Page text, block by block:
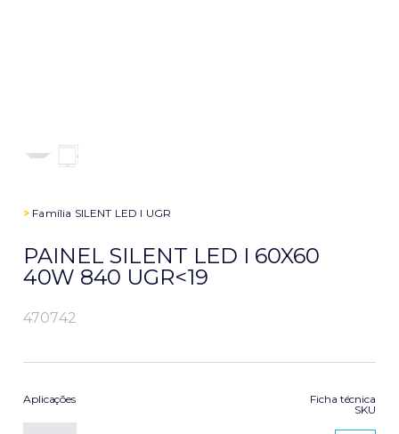
> Família SILENT LED I UGR
PAINEL SILENT LED I 60X60
40W 840 UGR<19
470742
Aplicações
Ficha técnica
SKU